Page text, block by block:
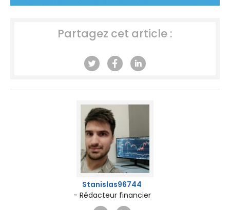
Partagez cet article :
Stanislas96744
- Rédacteur financier